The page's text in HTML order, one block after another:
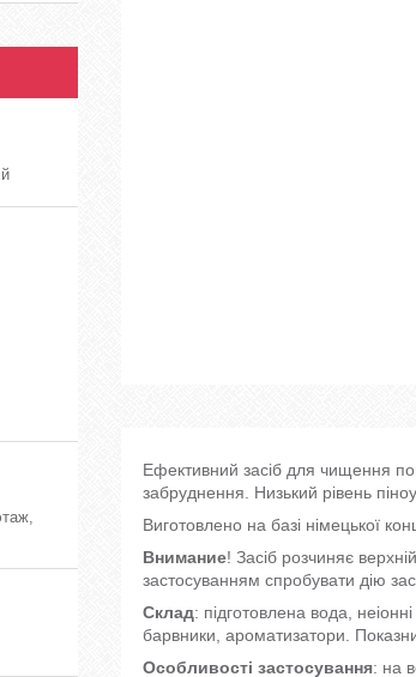
Ефективний засіб для чищення
забруднення. Низький рівень
Виготовлено на базі німецької
Внимание! Засіб розчиняє
застосуванням спробувати дію
Склад: підготовлена вода,
барвники, ароматизатори.
Особливості застосування: на